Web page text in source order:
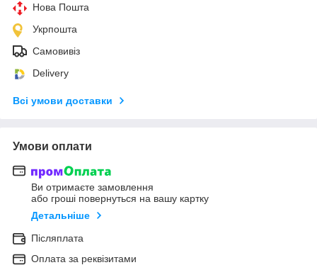
Нова Пошта
Укрпошта
Самовивіз
Delivery
Всі умови доставки
Умови оплати
Ви отримаєте замовлення
або гроші повернуться на вашу картку
Детальніше
Післяплата
Оплата за реквізитами